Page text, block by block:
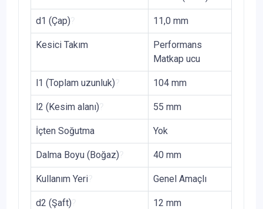
d1 (Çap) 11,0 mm
Kesici Takım
Performans
Matkap ucu
l1 (Toplam uzunluk) 104 mm
l2 (Kesim alanı) 55 mm
İçten Soğutma Yok
Dalma Boyu (Boğaz) 40 mm
Kullanım Yeri Genel Amaçlı
d2 (Şaft) 12 mm